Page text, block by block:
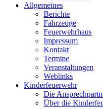
Allgemeines
Berichte
Fahrzeuge
Feuerwehrhaus
Impressum
Kontakt
Termine
Veranstaltungen
Weblinks
Kinderfeuerwehr
Die
Über die